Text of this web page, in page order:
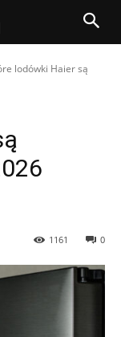
lodówki Haier są
0
1161